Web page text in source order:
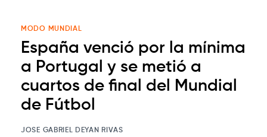
MODO MUNDIAL
España venció por la mínima
a Portugal y se metió a
cuartos de final del Mundial
de Fútbol
JOSE GABRIEL DEYAN RIVAS